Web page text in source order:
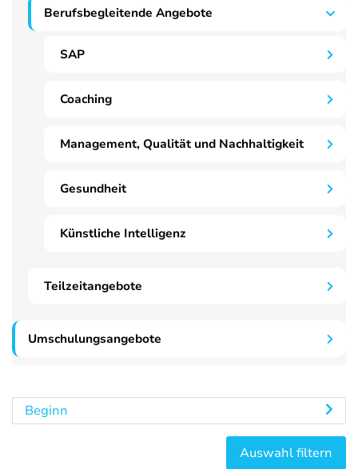
Berufsbegleitende Angebote
SAP
Coaching
Management, Qualität und Nachhaltigkeit
Gesundheit
Künstliche Intelligenz
Teilzeitangebote
Umschulungsangebote
Beginn